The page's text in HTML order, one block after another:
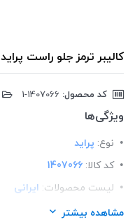
کالیبر ترمز جلو راست پراید 1407066 اماتا صمد
کد محصول:
ویژگی‌ها
نوع: پراید
کد کالا: 1407066
لیست محصولات: ایرانی
برند:اماتا صمد
مشاهده بیشتر